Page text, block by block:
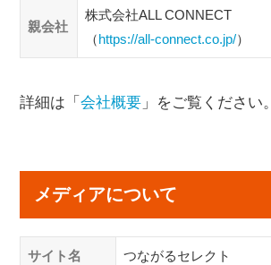
親会社
株式会社ALL CONNECT
（https://all-connect.co.jp/）
詳細は「 会社概要 」をご覧ください。
メディアについて
サイト名 つながるセレクト